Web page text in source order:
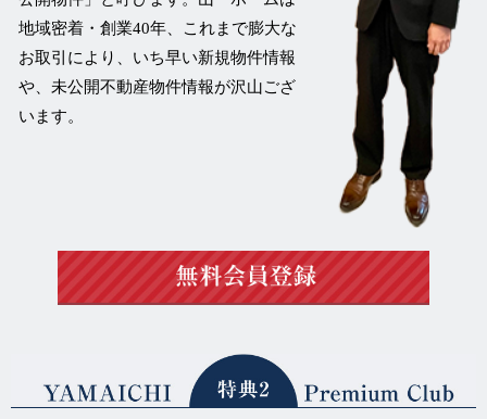
地域密着・創業40年、これまで膨大な
お取引により、いち早い新規物件情報
や、未公開不動産物件情報が沢山ござ
います。